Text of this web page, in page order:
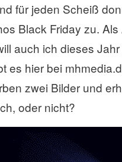
für jeden Scheiß
Black Friday zu.
auch ich dieses
es hier bei
zwei Bilder und
oder nicht?
n
a
r
h
n
l